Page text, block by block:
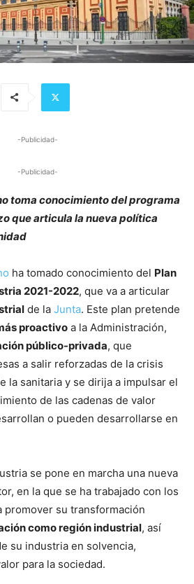
-Publicidad-
-Publicidad-
toma conocimiento del programa
que articula la nueva política
ha tomado conocimiento del Plan
2021-2022, que va a articular
de la Junta. Este plan pretende
proactivo a la Administración,
público-privada, que
a salir reforzadas de la crisis
la sanitaria y se dirija a impulsar el
de las cadenas de valor
o pueden desarrollarse en
se pone en marcha una nueva
en la que se ha trabajado con los
promover su transformación
como región industrial, así
su industria en solvencia,
para la sociedad.